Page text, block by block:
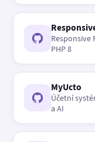
Responsive
PHP 8
MyUcto
Účetní
a AI